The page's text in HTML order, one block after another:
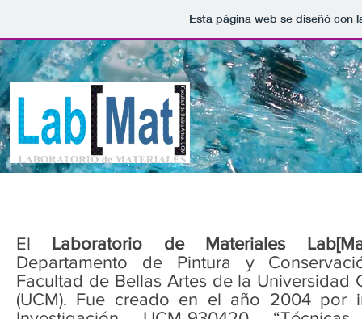
Esta página web se diseñó con
El Laboratorio de Materiales
Departamento de Pintura y
Facultad de Bellas Artes de la Universidad
(UCM). Fue creado en el año 2004 por